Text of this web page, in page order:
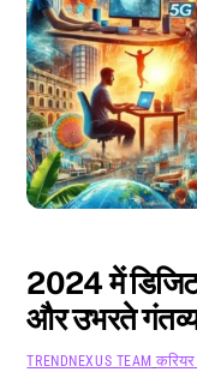
2024 में
और उभरते
TRENDNEXUS TEAM करियर